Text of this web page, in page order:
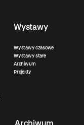
Wystawy
Wystawy czasowe
Wystawy stałe
Archiwum
Projekty
Archiwum